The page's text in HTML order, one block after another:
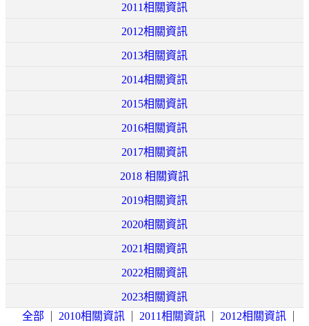
2011相關資訊
2012相關資訊
2013相關資訊
2014相關資訊
2015相關資訊
2016相關資訊
2017相關資訊
2018 相關資訊
2019相關資訊
2020相關資訊
2021相關資訊
2022相關資訊
2023相關資訊
全部
2010相關資訊 2011相關資訊
2012相關資訊